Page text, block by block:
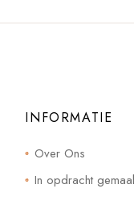
INFORMATIE
Over Ons
In opdracht